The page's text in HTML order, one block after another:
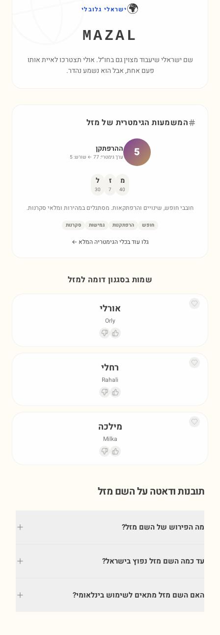
🌍ישראלי גלובלי
MAZAL
שם ישראלי שיעבוד מצוין גם בחו״ל. אולי תצטרכו לאיית אותו
פעם אחת, אבל הוא נשמע נהדר.
המשמעות הגימטרית של מזל
5 ההרפתקן
ערך גימטרי: 77 ← שורש: 5
מ
40
ז
7
ל
30
חובבי חופש, שינויים והרפתקאות. מסתגלים במהירות ומלאי סקרנות.
חופש הרפתקנות גמישות סקרנות
גלו עוד בכלי הגימטריה המלא ←
שמות בסגנון דומה למזל
אורלי
Orly
רחלי
Rahali
מילכה
Milka
תובנות ודאטה על השם מזל
מה הפירוש של השם מזל?
עד כמה השם מזל נפוץ בישראל?
האם השם מזל מתאים לשימוש בינלאומי?